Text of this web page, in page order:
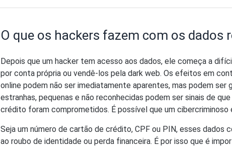
O que os hackers fazem com os dados
Depois que um hacker tem acesso aos dados, ele começa a
por conta própria ou vendê-los pela dark web. Os efeitos em
online podem não ser imediatamente aparentes, mas podem ser
estranhas, pequenas e não reconhecidas podem ser sinais de
crédito foram comprometidos. É possível que um cibercriminoso
Seja um número de cartão de crédito, CPF ou PIN, esses dados
ao roubo de identidade ou perda financeira. É por isso que é